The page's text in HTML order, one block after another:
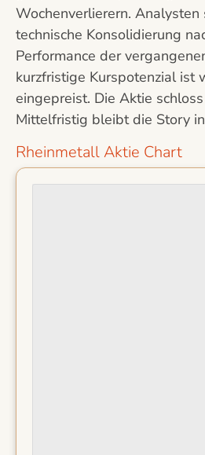
Wochenverlierern.
technische Konsolidierung
Performance der
kurzfristige Kurspotenzial ist
eingepreist. Die Aktie
Mittelfristig bleibt die Story
Rheinmetall Aktie Chart